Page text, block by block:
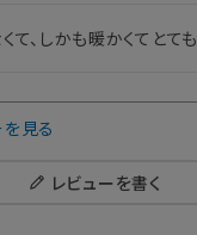
、しかも暖かくてとても
見る
レビューを書く